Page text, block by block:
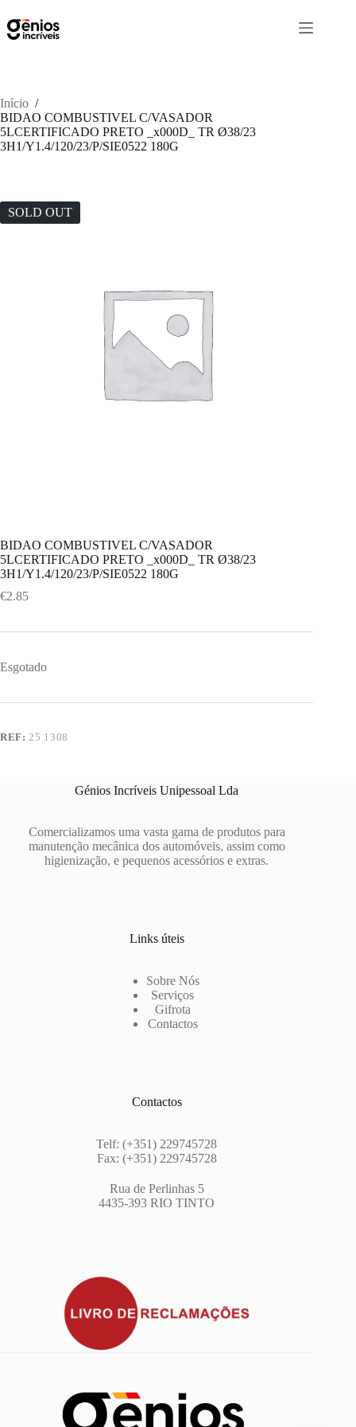
Início /
BIDAO COMBUSTIVEL C/VASADOR
5LCERTIFICADO PRETO _x000D_ TR Ø38/23
3H1/Y1.4/120/23/P/SIE0522 180G
SOLD OUT
BIDAO COMBUSTIVEL C/VASADOR
5LCERTIFICADO PRETO _x000D_ TR Ø38/23
3H1/Y1.4/120/23/P/SIE0522 180G
€2.85
Esgotado
REF: 25.1308
Génios Incríveis Unipessoal Lda
Comercializamos uma vasta gama de produtos para
manutenção mecânica dos automóveis, assim como
higienização, e pequenos acessórios e extras.
Links úteis
Sobre Nós
Serviços
Gifrota
Contactos
Contactos
Telf: (+351) 229745728
Fax: (+351) 229745728
Rua de Perlinhas 5
4435-393 RIO TINTO